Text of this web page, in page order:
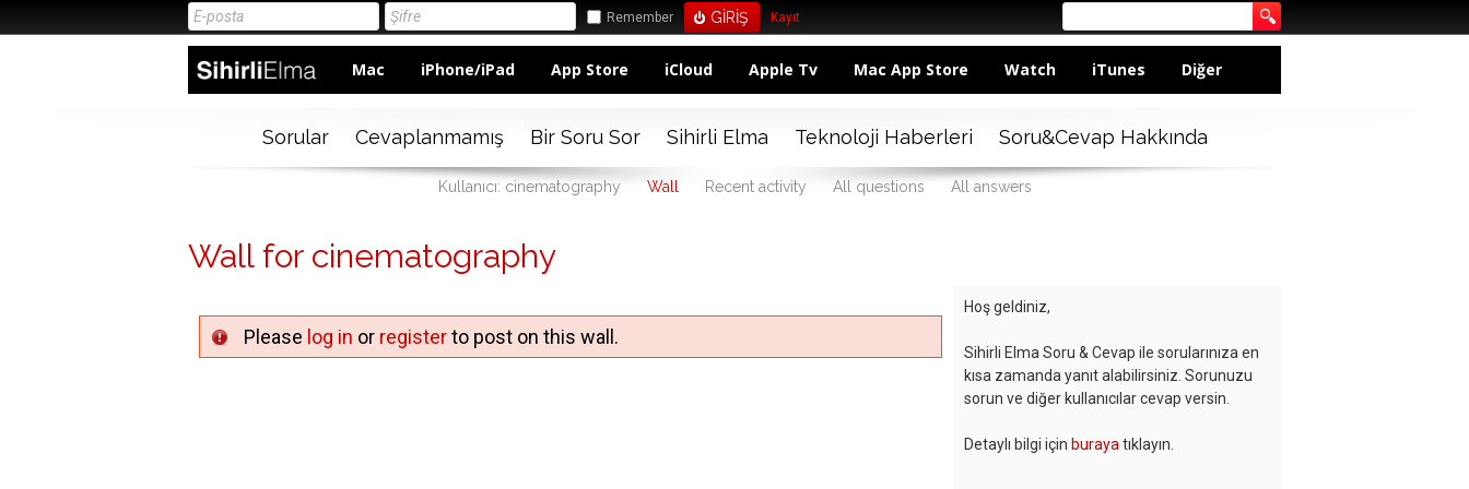
Remember Kayıt
Mac iPhone/iPad App Store iCloud Apple Tv Mac App Store Watch iTunes Diğer
Sorular Cevaplanmamış Bir Soru Sor Sihirli Elma Teknoloji Haberleri Soru&Cevap Hakkında
Kullanıcı: cinematography Wall Recent activity All questions All answers
Wall for cinematography
Please log in or registerto post on this wall.
Hoş geldiniz,
Sihirli Elma Soru & Cevap ile sorularınıza en
kısa zamanda yanıt alabilirsiniz. Sorunuzu
sorun ve diğer kullanıcılar cevap versin.
Detaylı bilgi için buraya tıklayın.